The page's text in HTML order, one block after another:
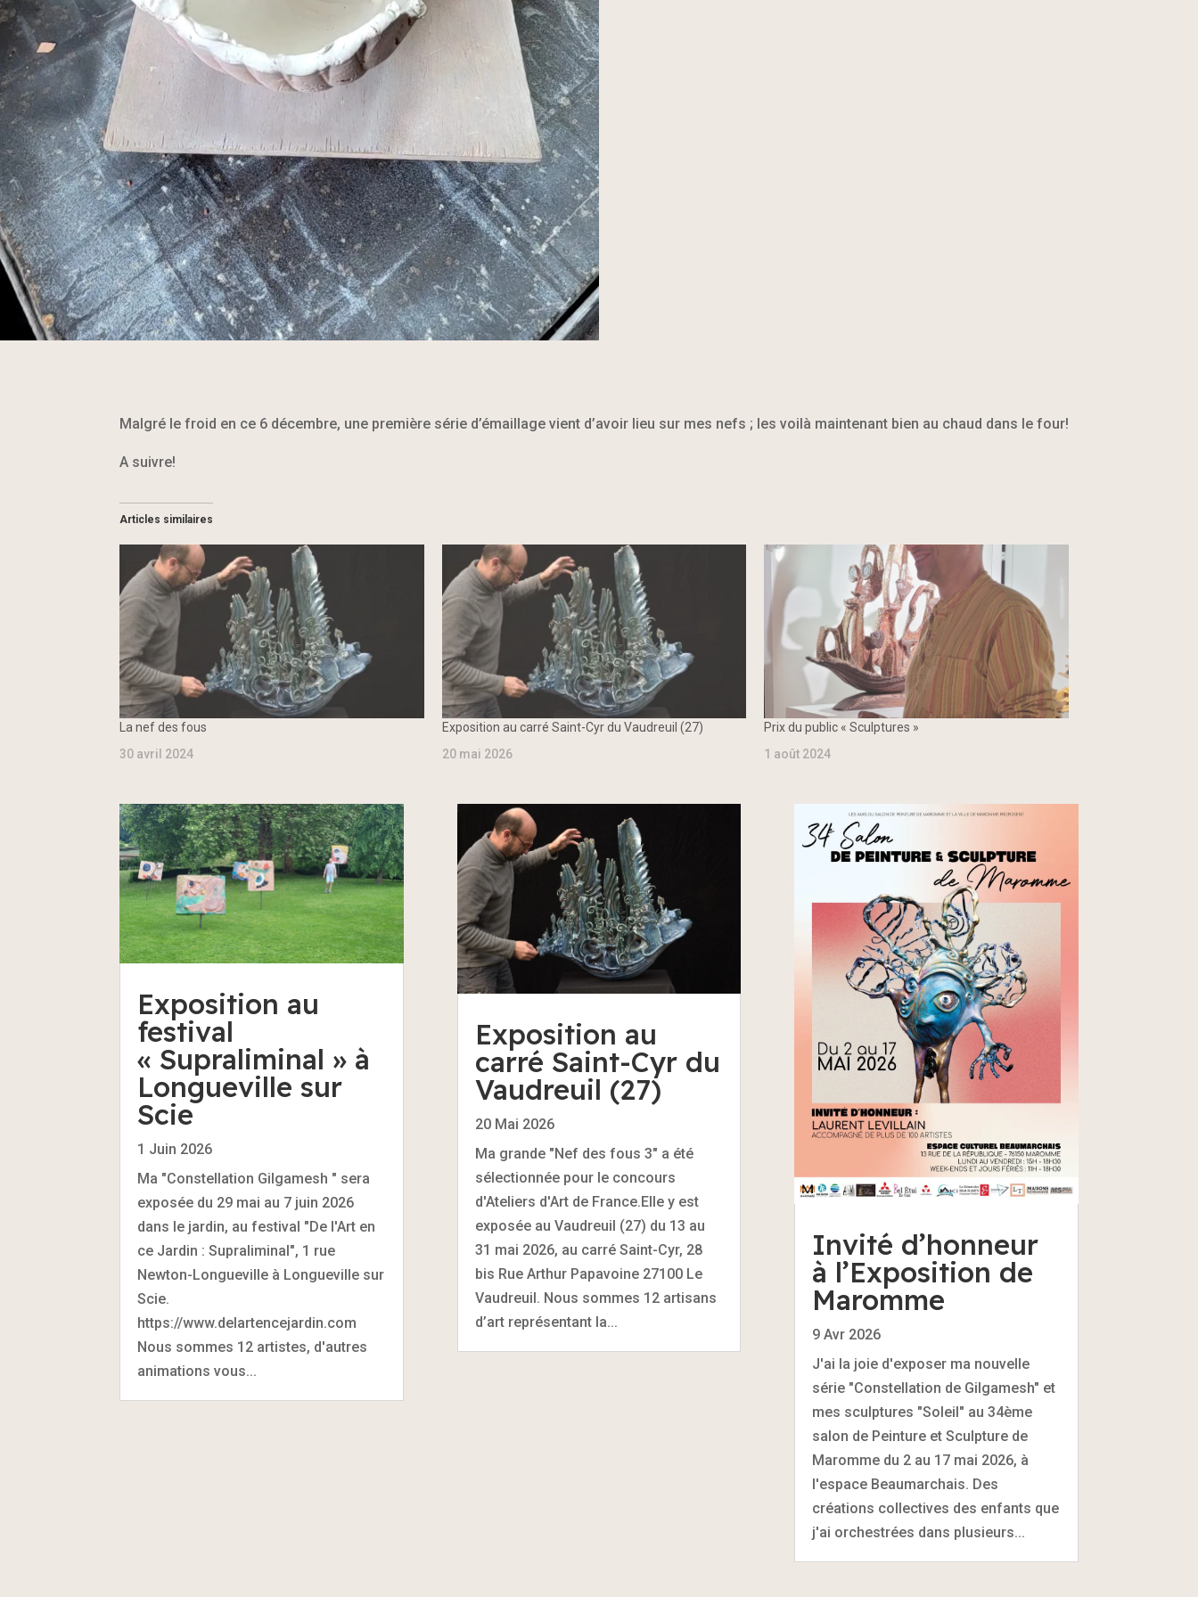
Malgré le froid en ce 6 décembre, une première série d’émaillage vient d’avoir lieu sur mes nefs ; les voilà maintenant bien au chaud dans le four!
A suivre!
Articles similaires
La nef des fous
30 avril 2024
Exposition au carré Saint-Cyr du Vaudreuil (27)
20 mai 2026
Prix du public « Sculptures »
1 août 2024
Exposition au
festival
« Supraliminal » à
Longueville sur
Scie
1 Juin 2026
Ma "Constellation Gilgamesh " sera
exposée du 29 mai au 7 juin 2026
dans le jardin, au festival "De l'Art en
ce Jardin : Supraliminal", 1 rue
Newton-Longueville à Longueville sur
Scie.
https://www.delartencejardin.com
Nous sommes 12 artistes, d'autres
animations vous...
Exposition au
carré Saint-Cyr du
Vaudreuil (27)
20 Mai 2026
Ma grande "Nef des fous 3" a été
sélectionnée pour le concours
d'Ateliers d'Art de France.Elle y est
exposée au Vaudreuil (27) du 13 au
31 mai 2026, au carré Saint-Cyr, 28
bis Rue Arthur Papavoine 27100 Le
Vaudreuil. Nous sommes 12 artisans
d’art représentant la...
Invité d’honneur
à l’Exposition de
Maromme
9 Avr 2026
J'ai la joie d'exposer ma nouvelle
série "Constellation de Gilgamesh" et
mes sculptures "Soleil" au 34ème
salon de Peinture et Sculpture de
Maromme du 2 au 17 mai 2026, à
l'espace Beaumarchais. Des
créations collectives des enfants que
j'ai orchestrées dans plusieurs...